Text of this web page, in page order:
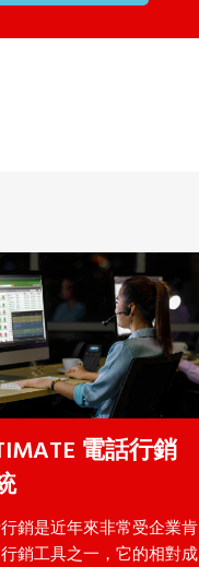
電話行銷
銷是近年來非常受企業肯
銷工具之一，它的相對成